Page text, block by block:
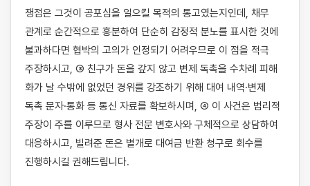
쟁점은 그것이 공포심을 일으킬 목적의 통고였는지인데, 채무
관계로 순간적으로 흥분하여 단순히 감정적 분노를 표시한 것에
불과하다면 협박의 고의가 인정되기 어려우므로 이 점을 적극
주장하시고, ③ 친구가 돈을 갚지 않고 변제 독촉을 수차례 피해
화가 날 수밖에 없었던 경위를 강조하기 위해 대여 내역·변제
독촉 문자·통화 등 통신 자료를 확보하시며, ④ 이 사건은 법리적
주장이 주를 이루므로 형사 전문 변호사와 구체적으로 상담하여
대응하시고, 빌려준 돈은 별개로 대여금 반환 청구로 회수를
진행하시길 권해드립니다.